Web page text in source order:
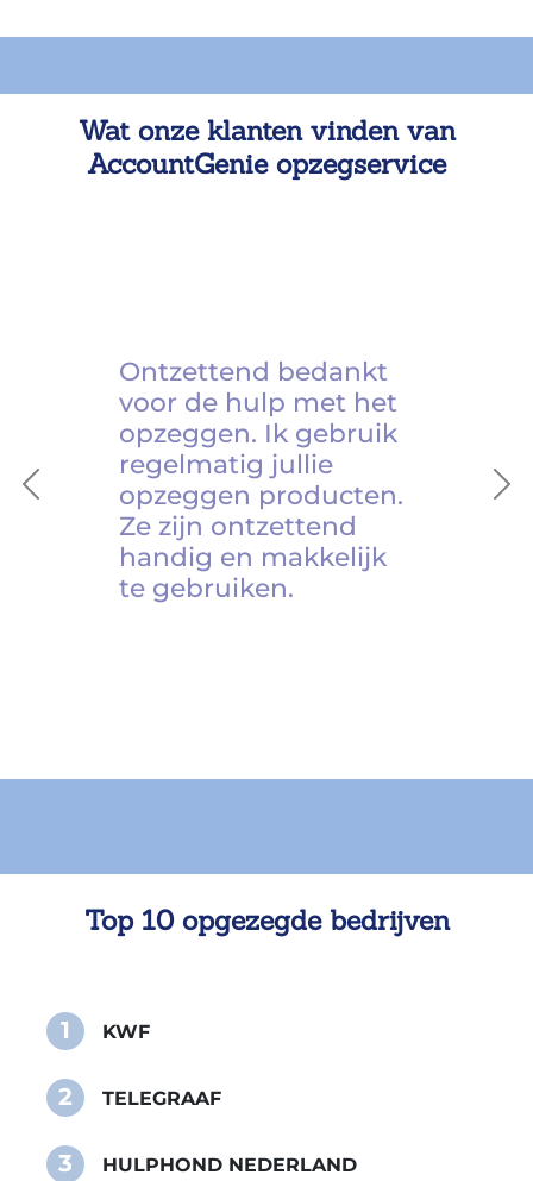
Wat onze klanten vinden van
AccountGenie opzegservice
Previous
Ontzettend bedankt
voor de hulp met het
opzeggen. Ik gebruik
regelmatig jullie
opzeggen producten.
Ze zijn ontzettend
handig en makkelijk
te gebruiken.
Top 10 opgezegde bedrijven
1 KWF
2 TELEGRAAF
3 HULPHOND NEDERLAND